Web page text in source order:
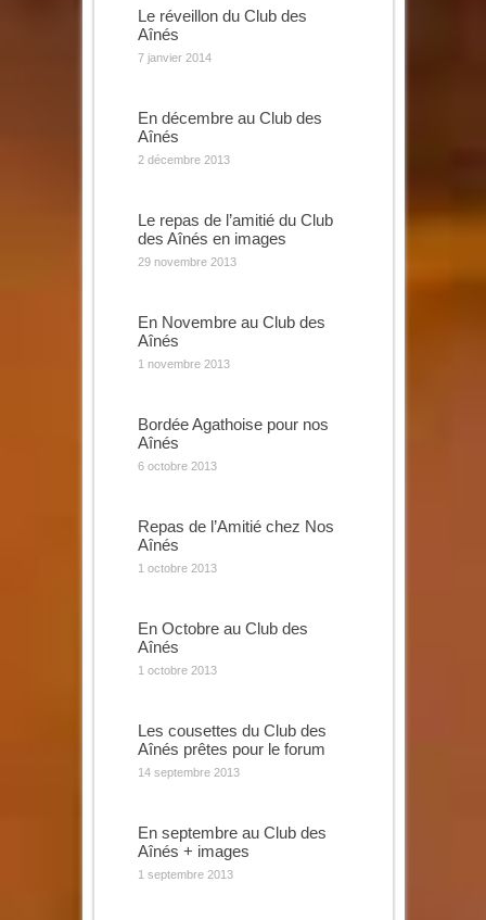
Le réveillon du Club des
Aînés
7 janvier 2014
En décembre au Club des
Aînés
2 décembre 2013
Le repas de l’amitié du Club
des Aînés en images
29 novembre 2013
En Novembre au Club des
Aînés
1 novembre 2013
Bordée Agathoise pour nos
Aînés
6 octobre 2013
Repas de l’Amitié chez Nos
Aînés
1 octobre 2013
En Octobre au Club des
Aînés
1 octobre 2013
Les cousettes du Club des
Aînés prêtes pour le forum
14 septembre 2013
En septembre au Club des
Aînés + images
1 septembre 2013